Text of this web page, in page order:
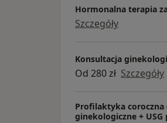
Hormonalna terapia
Szczegóły
Konsultacja
Od 280 zł Szczegóły
Profilaktyka coroczna
ginekologiczne + USG